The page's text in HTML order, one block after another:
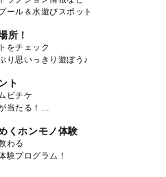
ール＆水遊びスポット
所！
をチェック
り思いっきり遊ぼう♪
ト
ビチケ
当たる！
くホンモノ体験
わる
験プログラム！